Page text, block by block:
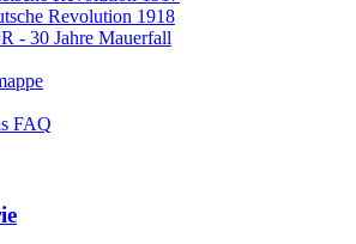
Revolution 1918
- 30 Jahre Mauerfall
FAQ